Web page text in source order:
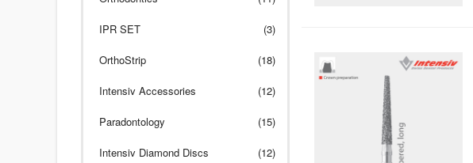
IPR SET (3)
OrthoStrip (18)
Intensiv Accessories (12)
Paradontology (15)
Intensiv Diamond Discs (12)